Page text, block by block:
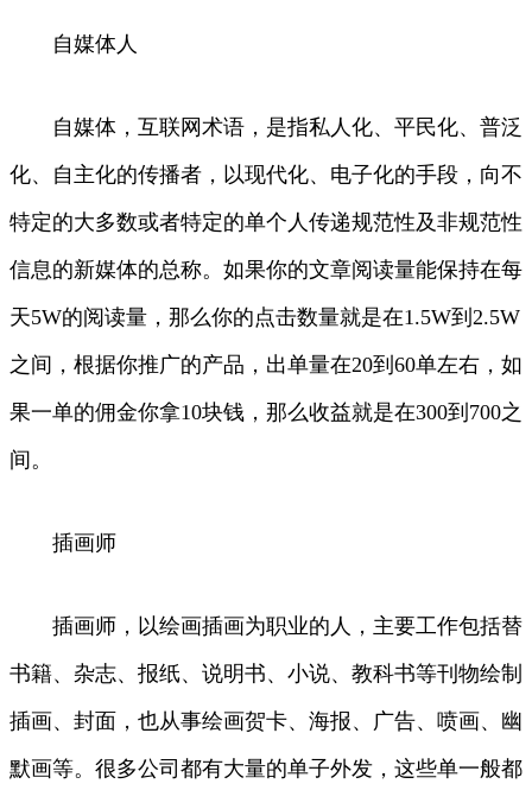
自媒体人
自媒体，互联网术语，是指私人化、平民化、普泛
化、自主化的传播者，以现代化、电子化的手段，向不
特定的大多数或者特定的单个人传递规范性及非规范性
信息的新媒体的总称。如果你的文章阅读量能保持在每
天5W的阅读量，那么你的点击数量就是在1.5W到2.5W
之间，根据你推广的产品，出单量在20到60单左右，如
果一单的佣金你拿10块钱，那么收益就是在300到700之
间。
插画师
插画师，以绘画插画为职业的人，主要工作包括替
书籍、杂志、报纸、说明书、小说、教科书等刊物绘制
插画、封面，也从事绘画贺卡、海报、广告、喷画、幽
默画等。很多公司都有大量的单子外发，这些单一般都